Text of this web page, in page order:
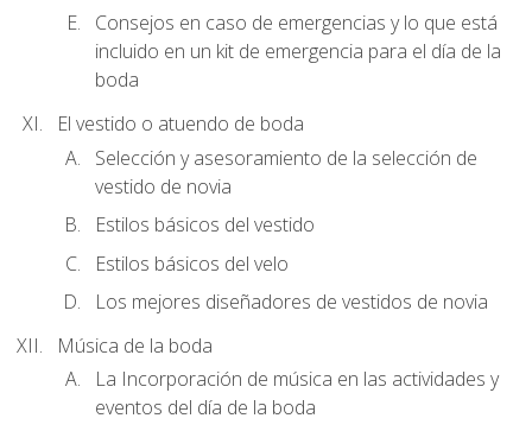
Consejos en caso de emergencias y lo que está
incluido en un kit de emergencia para el día de la
boda
El vestido o atuendo de boda
Selección y asesoramiento de la selección de
vestido de novia
Estilos básicos del vestido
Estilos básicos del velo
Los mejores diseñadores de vestidos de novia
Música de la boda
La Incorporación de música en las actividades y
eventos del día de la boda